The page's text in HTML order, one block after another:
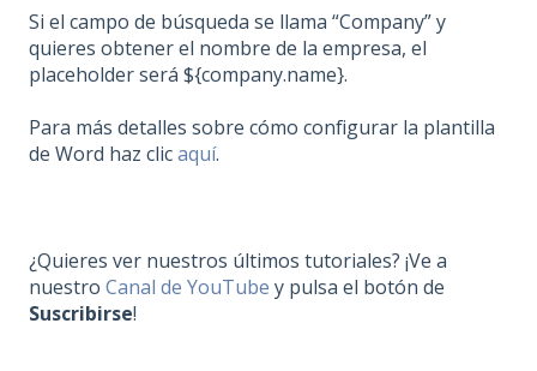
Si el campo de búsqueda se llama “Company” y
quieres obtener el nombre de la empresa, el
placeholder será ${company.name}.
Para más detalles sobre cómo configurar la plantilla
de Word haz clicaquí.
¿Quieres ver nuestros últimos tutoriales? ¡Ve a
nuestro Canal de YouTube y pulsa el botón de
Suscribirse!